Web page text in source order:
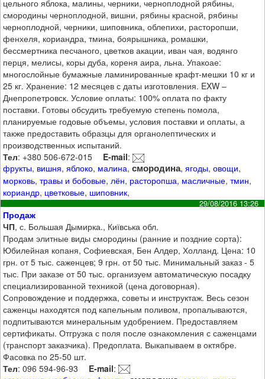
цельного яблока, малины, черники, черноплодной рябины,
смородины черноплодной, вишни, рябины красной, рябины
черноплодной, черники, шиповника, облепихи, расторопши,
фенхеля, кориандра, тмина, боярышника, ромашки,
бессмертника песчаного, цветков акации, иван чая, водянго
перця, мелисы, коры дуба, кореня аира, льна. Упакоае:
многослойные бумажные ламинированные крафт-мешки 10 кг и
25 кг. Хранение: 12 месяцев с даты изготовления. EXW –
Днепропетровск. Условие оплаты: 100% оплата по факту
поставки. Готовы обсудить требуемую степень помола,
планируемые годовые объемы, условия поставки и оплаты, а
также предоставить образцы для органолептических и
производственных испытаний.
Тел: +380 506-672-015 E-mail:
фрукты, вишня,яблоко, малина,смородина,ягоды,овощи,
морковь,травы и бобовые, лён, расторопша, масличные,тмин,
кориандр, цветковые, шиповник,
29/08/2016 13:26
Продаж
ЧП, с. Большая Дымирка., Київська обл.
Продам элитные виды смородины (ранние и поздние сорта):
Юбилейная копаня, Софиевская, Бен Алдер, Холланд. Цена: 10
грн. от 5 тыс. саженцев; 9 грн. от 50 тыс. Минимальный заказ - 5
тыс. При заказе от 50 тыс. организуем автоматическую посадку
специализированной техникой (цена договорная).
Сопровождение и поддержка, советы и инструктаж. Весь сезон
саженцы находятся под капельным поливом, пропалываются,
подпитываются минеральным удобрением. Предоставляем
сертификаты. Отгрузка с поля после ознакомления с саженцами
(транспорт заказчика). Предоплата. Выкапываем в октябре.
Фасовка по 25-50 шт.
Тел: 096 594-96-93 E-mail: